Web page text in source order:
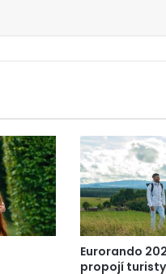
Eurorando
propojí